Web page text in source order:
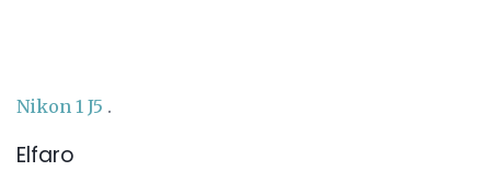
Nikon 1 J5 .
Elfaro